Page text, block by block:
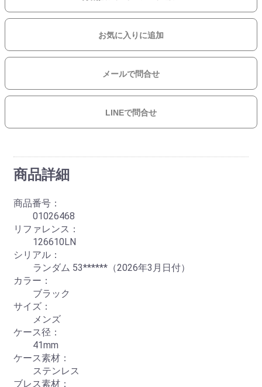
お気に入りに追加
メールで問合せ
LINEで問合せ
商品詳細
商品番号：
01026468
リファレンス：
126610LN
シリアル：
ランダム 53******（2026年3月日付）
カラー：
ブラック
サイズ：
メンズ
ケース径：
41mm
ケース素材：
ステンレス
ブレス素材：